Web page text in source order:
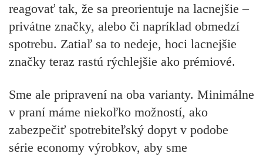
reagovať tak, že sa preorientuje na lacnejšie –
privátne značky, alebo či napríklad obmedzí
spotrebu. Zatiaľ sa to nedeje, hoci lacnejšie
značky teraz rastú rýchlejšie ako prémiové.
Sme ale pripravení na oba varianty. Minimálne
v praní máme niekoľko možností, ako
zabezpečiť spotrebiteľský dopyt v podobe
série economy výrobkov, aby sme